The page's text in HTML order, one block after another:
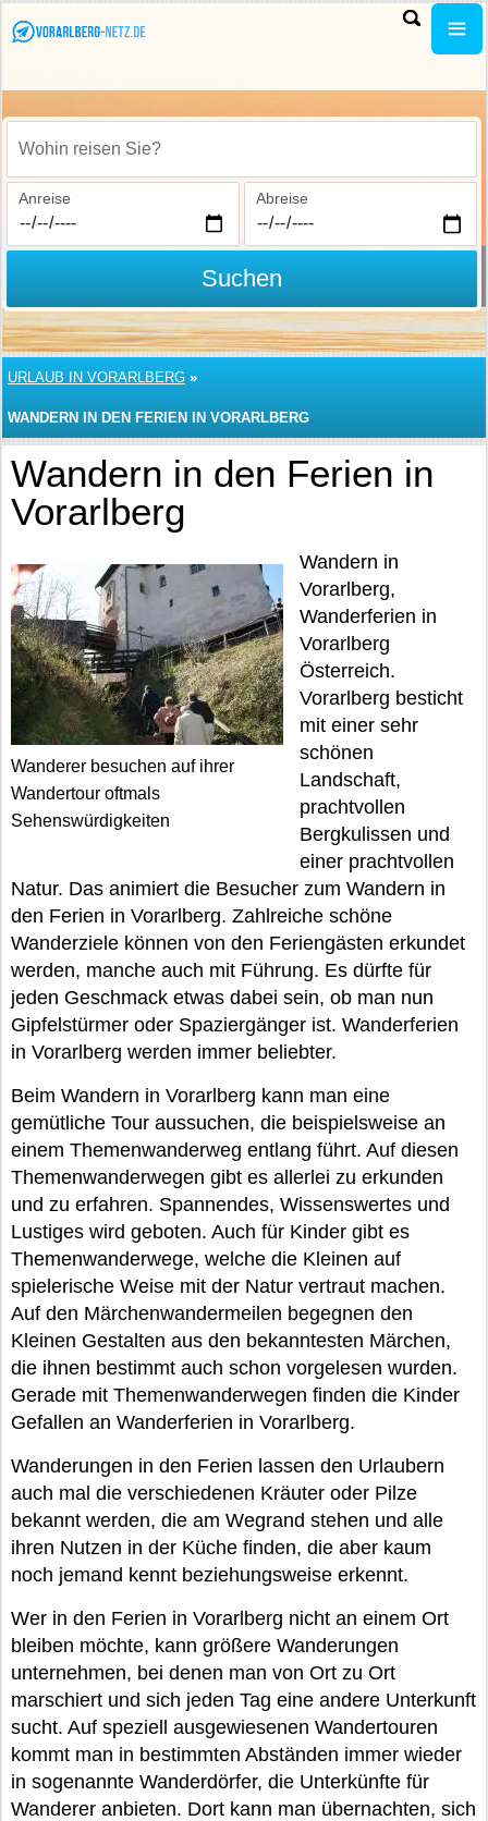
Wohin reisen Sie?
Anreise Abreise
Suchen
URLAUB IN VORARLBERG »
WANDERN IN DEN FERIEN IN VORARLBERG
Wandern in den Ferien in
Vorarlberg
Wanderer besuchen auf ihrer
Wandertour oftmals
Sehenswürdigkeiten
Wandern in
Vorarlberg,
Wanderferien in
Vorarlberg
Österreich.
Vorarlberg besticht
mit einer sehr
schönen
Landschaft,
prachtvollen
Bergkulissen und
einer prachtvollen
Natur. Das animiert die Besucher zum Wandern in
den Ferien in Vorarlberg. Zahlreiche schöne
Wanderziele können von den Feriengästen erkundet
werden, manche auch mit Führung. Es dürfte für
jeden Geschmack etwas dabei sein, ob man nun
Gipfelstürmer oder Spaziergänger ist. Wanderferien
in Vorarlberg werden immer beliebter.
Beim Wandern in Vorarlberg kann man eine
gemütliche Tour aussuchen, die beispielsweise an
einem Themenwanderweg entlang führt. Auf diesen
Themenwanderwegen gibt es allerlei zu erkunden
und zu erfahren. Spannendes, Wissenswertes und
Lustiges wird geboten. Auch für Kinder gibt es
Themenwanderwege, welche die Kleinen auf
spielerische Weise mit der Natur vertraut machen.
Auf den Märchenwandermeilen begegnen den
Kleinen Gestalten aus den bekanntesten Märchen,
die ihnen bestimmt auch schon vorgelesen wurden.
Gerade mit Themenwanderwegen finden die Kinder
Gefallen an Wanderferien in Vorarlberg.
Wanderungen in den Ferien lassen den Urlaubern
auch mal die verschiedenen Kräuter oder Pilze
bekannt werden, die am Wegrand stehen und alle
ihren Nutzen in der Küche finden, die aber kaum
noch jemand kennt beziehungsweise erkennt.
Wer in den Ferien in Vorarlberg nicht an einem Ort
bleiben möchte, kann größere Wanderungen
unternehmen, bei denen man von Ort zu Ort
marschiert und sich jeden Tag eine andere Unterkunft
sucht. Auf speziell ausgewiesenen Wandertouren
kommt man in bestimmten Abständen immer wieder
in sogenannte Wanderdörfer, die Unterkünfte für
Wanderer anbieten. Dort kann man übernachten, sich